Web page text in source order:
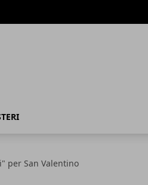
per San Valentino